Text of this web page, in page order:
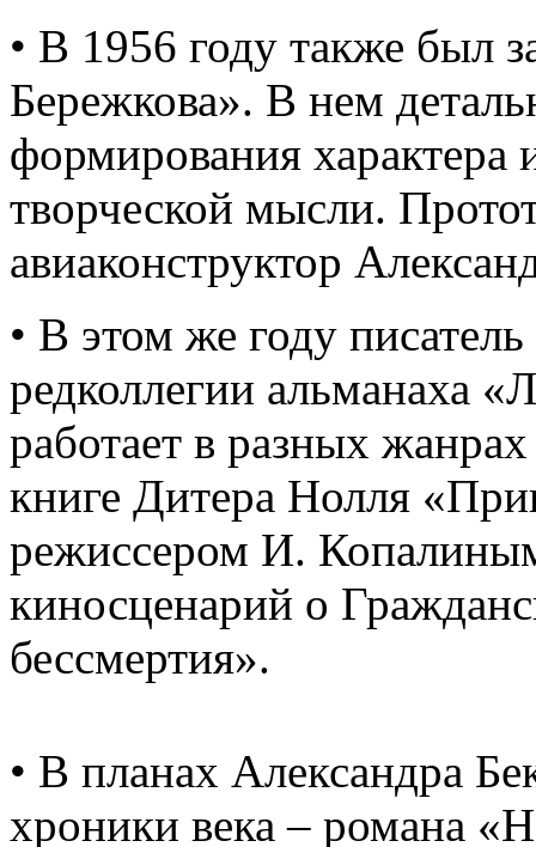
• В 1956 году также был
Бережкова». В нем
формирования характера
творческой мысли.
авиаконструктор
• В этом же году
редколлегии альманаха
работает в разных
книге Дитера Нолля
режиссером И.
киносценарий о
бессмертия».
• В планах Александра
хроники века – романа